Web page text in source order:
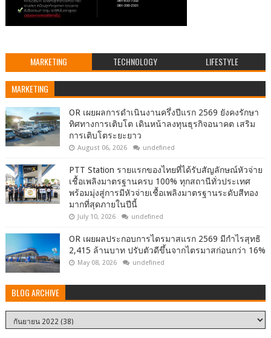
MARKETING TECHNOLOGY LIFESTYLE
MARKETING
OR เผยผลการดำเนินงานครึ่งปีแรก 2569 ยังคงรักษา
ทิศทางการเติบโต เดินหน้าลงทุนธุรกิจอนาคต เสริม
การเติบโตระยะยาว
August 06, 2026 undefined
PTT Station รายแรกของไทยที่ได้รับสัญลักษณ์หัวจ่าย
เชื้อเพลิงมาตรฐานครบ 100% ทุกสถานีทั่วประเทศ
พร้อมมุ่งสู่การมีหัวจ่ายเชื้อเพลิงมาตรฐานระดับสีทอง
มากที่สุดภายในปีนี้
July 10, 2026 undefined
OR เผยผลประกอบการไตรมาสแรก 2569 มีกำไรสุทธิ
2,415 ล้านบาท ปรับตัวดีขึ้นจากไตรมาสก่อนกว่า 16%
May 08, 2026 undefined
BLOG ARCHIVE